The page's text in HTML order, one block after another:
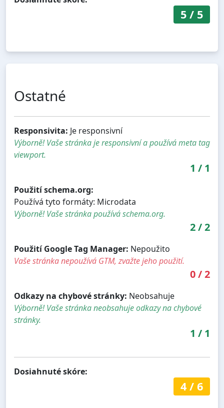
5/ 5
Ostatné
Responsivita: Je responsivní
Výborně! Vaše stránka je responsivní a používá meta tag
viewport.
1 / 1
Použití schema.org:
Používá tyto formáty: Microdata
Výborně! Vaše stránka používá schema.org.
2/2
Použití Google Tag Manager: Nepoužito
Vaše stránka nepoužívá GTM, zvažte jeho použití.
0/2
Odkazy na chybové stránky: Neobsahuje
Výborně! Vaše stránka neobsahuje odkazy na chybové
stránky.
1 / 1
Dosiahnuté skóre:
4/ 6